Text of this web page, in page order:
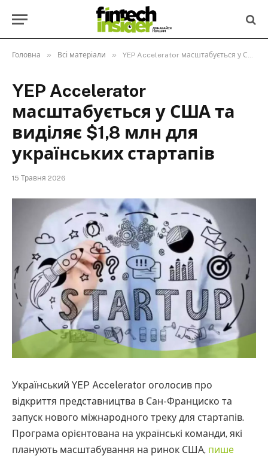
Головна » Всі матеріали » YEP Accelerator масштабується у США та виділяє $1,8 млн для українських стартапів
YEP Accelerator
масштабується у США та
виділяє $1,8 млн для
українських стартапів
15 Травня 2026
Український YEP Accelerator оголосив про
відкриття представництва в Сан-Франциско та
запуск нового міжнародного треку для стартапів.
Програма орієнтована на українські команди, які
планують масштабування на ринок США, пише